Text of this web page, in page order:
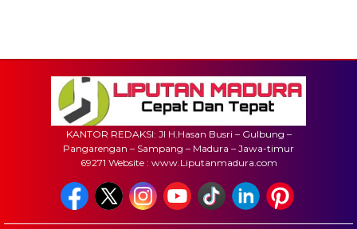
KANTOR REDAKSI: Jl H.Hasan Busri – Gulbung –
Pangarengan – Sampang – Madura – Jawa-timur
69271 Website : www.Liputanmadura.com